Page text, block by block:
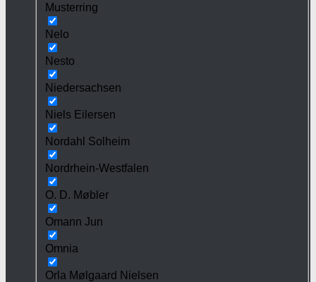
Musterring
Nelo
Nesto
Niedersachsen
Niels Eilersen
Nordahl Solheim
Nordrhein-Westfalen
O. D. Møbler
Omann Jun
Omnia
Orla Mølgaard Nielsen